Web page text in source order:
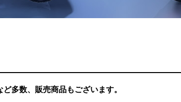
多数、販売商品もございます。